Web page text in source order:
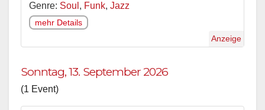
Genre: Soul , Funk, Jazz
mehr Details
Anzeige
Sonntag, 13. September 2026
(1 Event)